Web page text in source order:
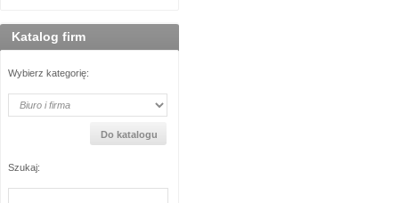
Katalog firm
Wybierz kategorię:
Szukaj: